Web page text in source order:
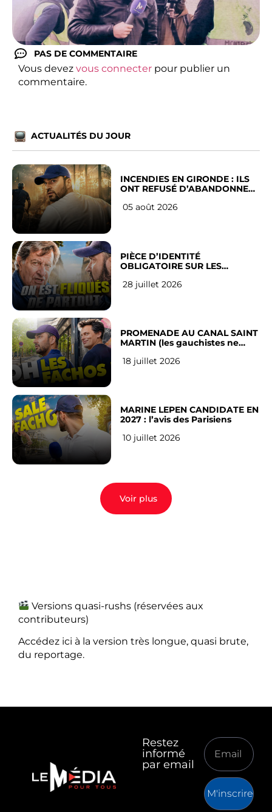
PAS DE COMMENTAIRE
Vous devez vous connecter pour publier un
commentaire.
ACTUALITÉS DU JOUR
INCENDIES EN GIRONDE : ILS
ONT REFUSÉ D’ABANDONNER
05 août 2026
PIÈCE D’IDENTITÉ
OBLIGATOIRE SUR LES
Français
28 juillet 2026
PROMENADE AU CANAL SAINT
MARTIN (les gauchistes ne
18 juillet 2026
MARINE LEPEN CANDIDATE EN
2027 : l’avis des Parisiens
10 juillet 2026
Voir plus
Versions quasi-rushs (réservées aux
contributeurs)
Accédez ici à la version très longue, quasi brute,
du reportage.
Restez
informé
par email
M'inscrire